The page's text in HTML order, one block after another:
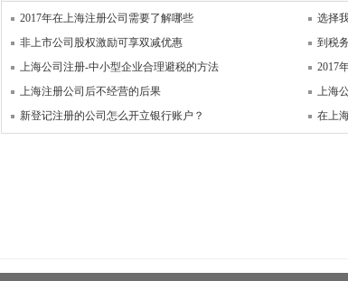
2017年在上海注册公司需要了解哪些
选择
非上市公司股权激励可享双减优惠
到税
上海公司注册-中小型企业合理避税的方法
2017
上海注册公司后不经营的后果
上海
新登记注册的公司怎么开立银行账户？
在上